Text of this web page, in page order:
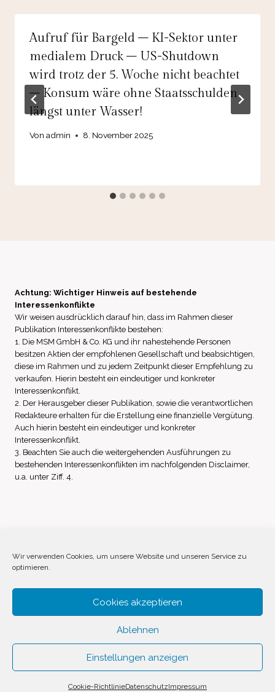
Wir verwenden Cookies, um unsere Website und unseren Service zu
optimieren.
Cookies akzeptieren
Ablehnen
Einstellungen anzeigen
Cookie-RichtlinieDatenschutzImpressum
Aufruf für Bargeld – KI-Sektor unter
medialem Druck – US-Shutdown
wird trotz der 5. Woche nicht beachtet
– Konsum wäre ohne Staatsschulden
längst unter Wasser!
Von admin 8. November 2025
Achtung: Wichtiger Hinweis auf bestehende
Interessenkonflikte
Wir weisen ausdrücklich darauf hin, dass im Rahmen dieser
Publikation Interessenkonflikte bestehen:
1. Die MSM GmbH & Co. KG und ihr nahestehende Personen
besitzen Aktien der empfohlenen Gesellschaft und beabsichtigen,
diese im Rahmen und zu jedem Zeitpunkt dieser Empfehlung zu
verkaufen. Hierin besteht ein eindeutiger und konkreter
Interessenkonflikt.
2. Der Herausgeber dieser Publikation, sowie die verantwortlichen
Redakteure erhalten für die Erstellung eine finanzielle Vergütung.
Auch hierin besteht ein eindeutiger und konkreter
Interessenkonflikt.
3. Beachten Sie auch die weitergehenden Ausführungen zu
bestehenden Interessenkonflikten im nachfolgenden Disclaimer,
u.a. unter Ziff. 4.
Impressum Datenschutz
Disclaimer
© 2026 Invest Inside by